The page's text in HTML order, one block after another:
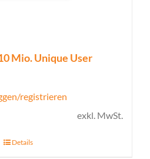
Mio. Unique User
registrieren
exkl. MwSt.
Details